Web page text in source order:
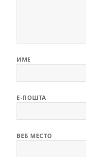
ИМЕ
Е-ПОШТА
ВЕБ МЕСТО